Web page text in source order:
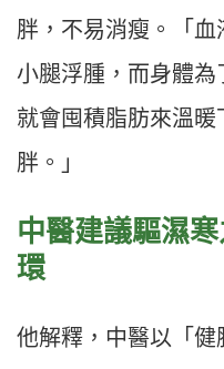
胖，不易消瘦。「
小腿浮腫，而身體為
就會囤積脂肪來溫
胖。」
中醫建議驅濕
環
他解釋，中醫以「